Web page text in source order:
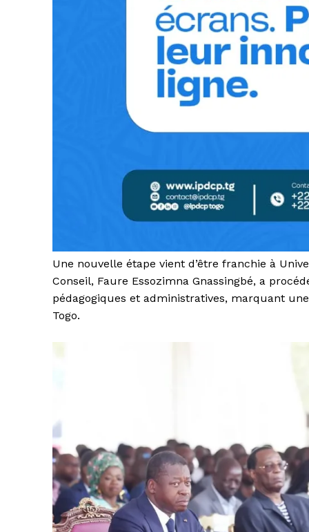
Une nouvelle étape vient d’être franchie à
Conseil, Faure Essozimna Gnassingbé, a
pédagogiques et administratives, marquant
Togo.